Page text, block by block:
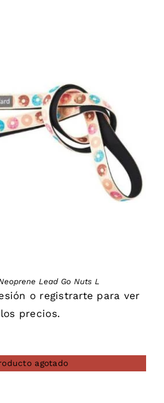
Lead Go Nuts L
o registrarte para ver
los precios.
agotado